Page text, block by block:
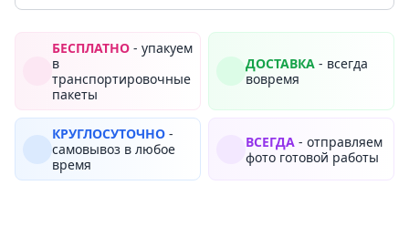
БЕСПЛАТНО - упакуем
в
транспортировочные
пакеты
ДОСТАВКА - всегда
вовремя
КРУГЛОСУТОЧНО -
самовывоз в любое
время
ВСЕГДА - отправляем
фото готовой работы